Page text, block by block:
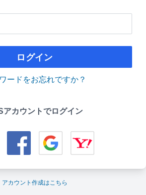
ログイン
ードをお忘れですか？
アカウントでログイン
アカウント作成はこちら